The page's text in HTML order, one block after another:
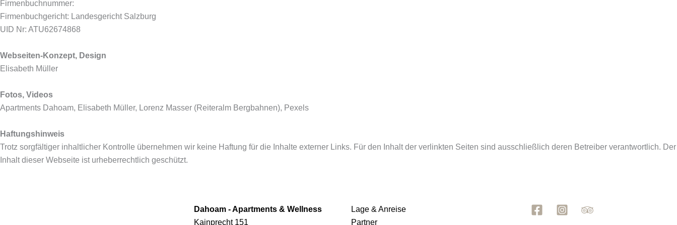
Firmenbuchnummer:
Firmenbuchgericht: Landesgericht Salzburg
UID Nr: ATU62674868
Webseiten-Konzept, Design
Elisabeth Müller
Fotos, Videos
Apartments Dahoam, Elisabeth Müller, Lorenz Masser (Reiteralm Bergbahnen), Pexels
Haftungshinweis
Trotz sorgfältiger inhaltlicher Kontrolle übernehmen wir keine Haftung für die Inhalte externer Links. Für den Inhalt der verlinkten Seiten sind ausschließlich deren Betreiber verantwortlich. Der
Inhalt dieser Webseite ist urheberrechtlich geschützt.
Dahoam - Apartments & Wellness
Kainprecht 151
Lage & Anreise
Partner